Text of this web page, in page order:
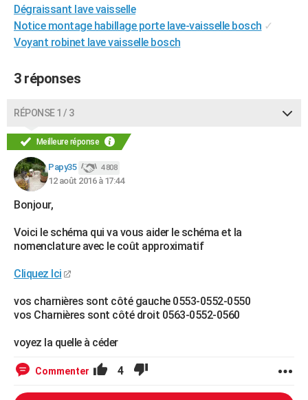
S'inscrire
Se connecter
Lycées
Collèges
Primaires
Universités
Entreprises
Service militaire
Avis de recherche
AVIS DE DÉCÈS
Bricolage
Lifestyle
Culture
Sport
Auto
Television
Voyage
Cinema
Dégraissant lave vaisselle
Notice montage habillage porte lave-vaisselle bosch ✓
Voyant robinet lave vaisselle bosch
3 réponses
RÉPONSE 1 / 3
Meilleure réponse
Papy35 4 808
12 août 2016 à 17:44
Bonjour,
Voici le schéma qui va vous aider le schéma et la
nomenclature avec le coût approximatif
Cliquez Ici
vos charnières sont côté gauche 0553-0552-0550
vos Charnières sont côté droit 0563-0552-0560
voyez la quelle à céder
Commenter 4